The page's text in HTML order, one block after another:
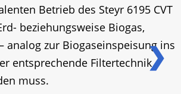
❯
Betrieb des Steyr 6195 CVT
beziehungsweise Biogas,
analog zur Biogaseinspeisung ins
entsprechende Filtertechnik
muss.